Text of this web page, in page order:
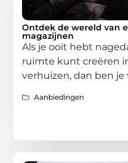
Ontdek de wereld van
magazijnen
Als je ooit hebt
ruimte kunt creëren
verhuizen, dan ben je
Aanbiedingen